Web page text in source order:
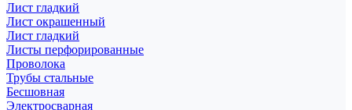
Лист гладкий
Лист окрашенный
Лист гладкий
Листы перфорированные
Проволока
Трубы стальные
Бесшовная
Электросварная